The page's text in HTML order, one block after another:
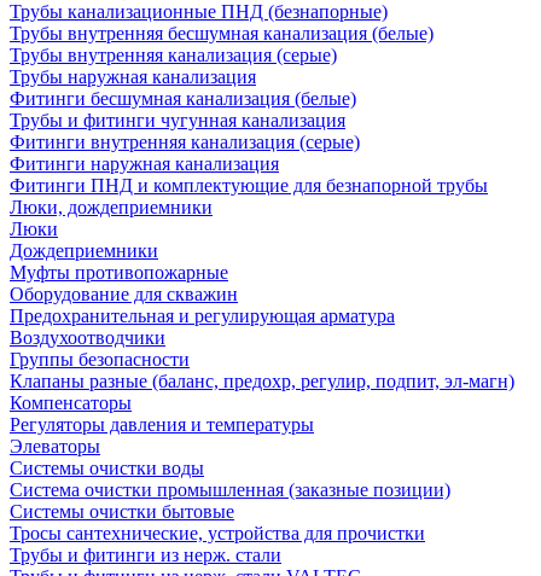
Трубы канализационные ПНД (безнапорные)
Трубы внутренняя бесшумная канализация (белые)
Трубы внутренняя канализация (серые)
Трубы наружная канализация
Фитинги бесшумная канализация (белые)
Трубы и фитинги чугунная канализация
Фитинги внутренняя канализация (серые)
Фитинги наружная канализация
Фитинги ПНД и комплектующие для безнапорной трубы
Люки, дождеприемники
Люки
Дождеприемники
Муфты противопожарные
Оборудование для скважин
Предохранительная и регулирующая арматура
Воздухоотводчики
Группы безопасности
Клапаны разные (баланс, предохр, регулир, подпит, эл-магн)
Компенсаторы
Регуляторы давления и температуры
Элеваторы
Системы очистки воды
Система очистки промышленная (заказные позиции)
Системы очистки бытовые
Тросы сантехнические, устройства для прочистки
Трубы и фитинги из нерж. стали